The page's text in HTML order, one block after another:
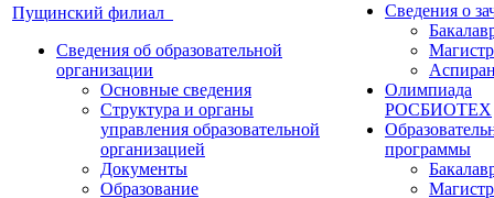
Пущинский филиал
Сведения об образовательной
организации
Основные сведения
Структура и органы
управления образовательной
организацией
Документы
Образование
Сведения о
Олимпиада
РОСБИОТЕХ
программы